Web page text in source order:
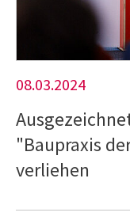
08.03.2024
"Baupraxis
verliehen